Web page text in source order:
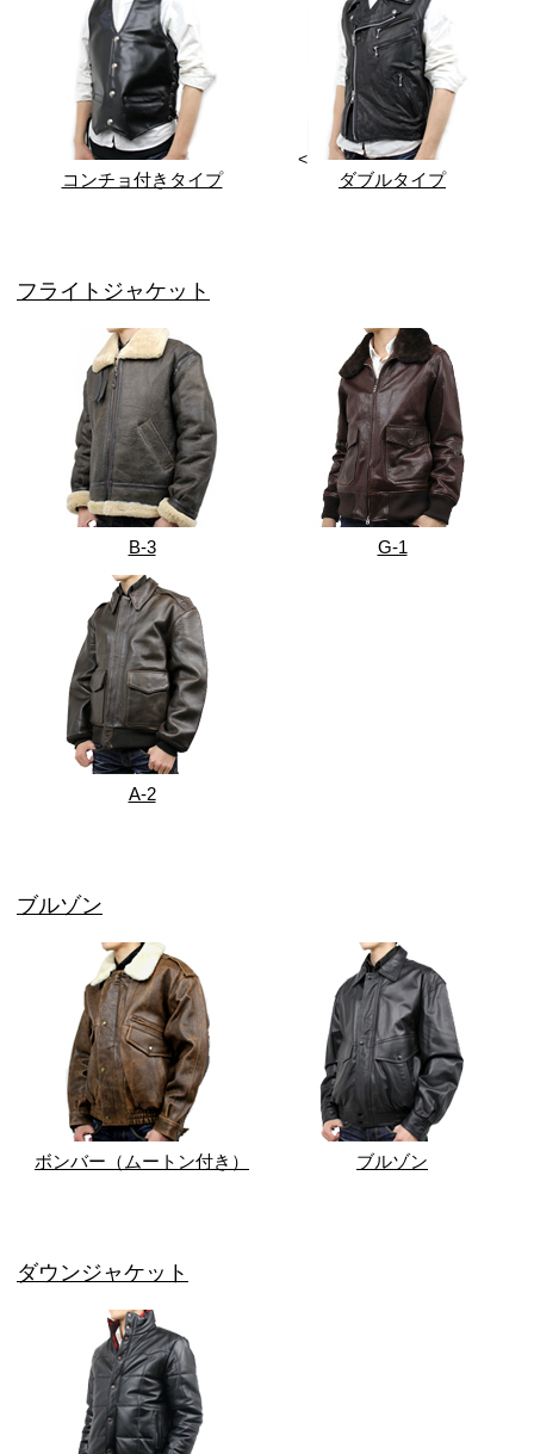
コンチョ付きタイプ
<
ダブルタイプ
フライトジャケット
B-3 G-1
A-2
ブルゾン
ボンバー（ムートン付き） ブルゾン
ダウンジャケット